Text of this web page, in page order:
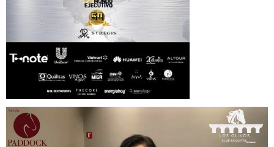
Reproductor
de
vídeo